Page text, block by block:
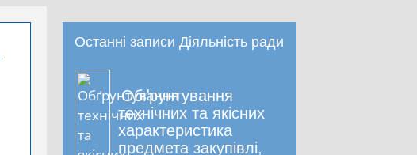
Останні записи Діяльність ради
Обґрунтування
технічних та якісних
характеристика
предмета закупівлі,